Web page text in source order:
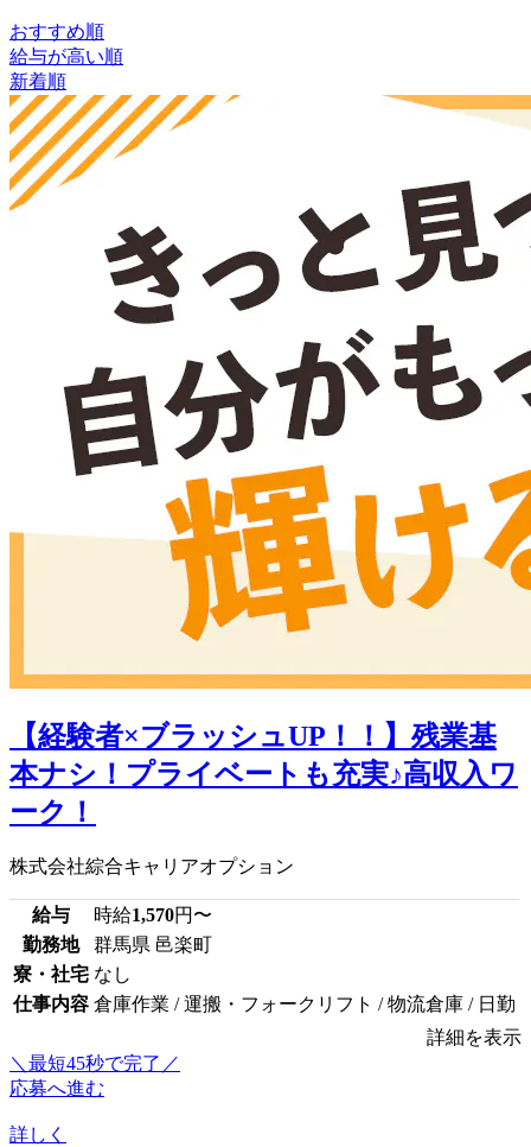
おすすめ順
給与が高い順
新着順
【経験者×ブラッシュUP！！】残業基
本ナシ！プライベートも充実♪高収入ワ
ーク！
株式会社綜合キャリアオプション
給与 時給1,570円〜
勤務地
群馬県 邑楽町
寮・社宅 なし
仕事内容 倉庫作業 / 運搬・フォークリフト / 物流倉庫 / 日勤
詳細を表示
＼最短45秒で完了／
応募へ進む
詳しく